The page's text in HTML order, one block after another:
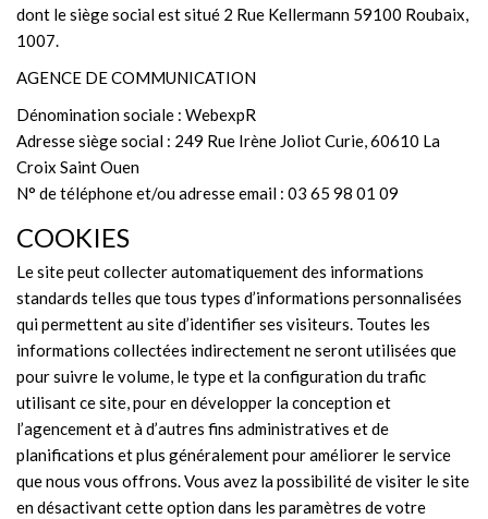
dont le siège social est situé 2 Rue Kellermann 59100 Roubaix,
1007.
AGENCE DE COMMUNICATION
Dénomination sociale : WebexpR
Adresse siège social : 249 Rue Irène Joliot Curie, 60610 La
Croix Saint Ouen
N° de téléphone et/ou adresse email : 03 65 98 01 09
COOKIES
Le site peut collecter automatiquement des informations
standards telles que tous types d’informations personnalisées
qui permettent au site d’identifier ses visiteurs. Toutes les
informations collectées indirectement ne seront utilisées que
pour suivre le volume, le type et la configuration du trafic
utilisant ce site, pour en développer la conception et
l’agencement et à d’autres fins administratives et de
planifications et plus généralement pour améliorer le service
que nous vous offrons. Vous avez la possibilité de visiter le site
en désactivant cette option dans les paramètres de votre